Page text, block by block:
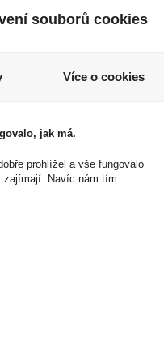
Standard Extra
Jemná150g
85 Kč
souborů cookies
Více o cookies
jak má.
prohlížel a vše fungovalo
zajímají. Navíc nám tím